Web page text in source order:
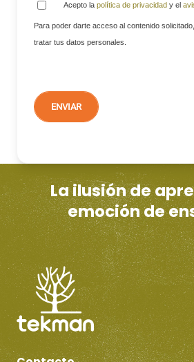
Acepto la política de privacidad y el
Para poder darte acceso al contenido
tratar tus datos personales.
La ilusión de
emoción de